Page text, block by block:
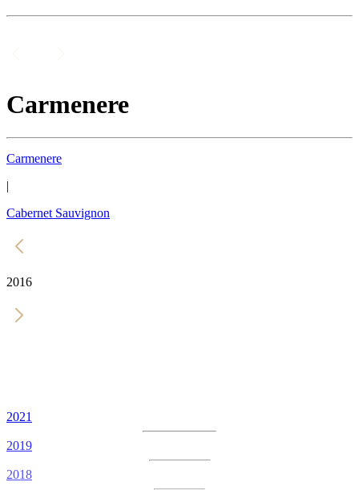
Carmenere
Carmenere
|
Cabernet Sauvignon
2016
2021
2019
2018